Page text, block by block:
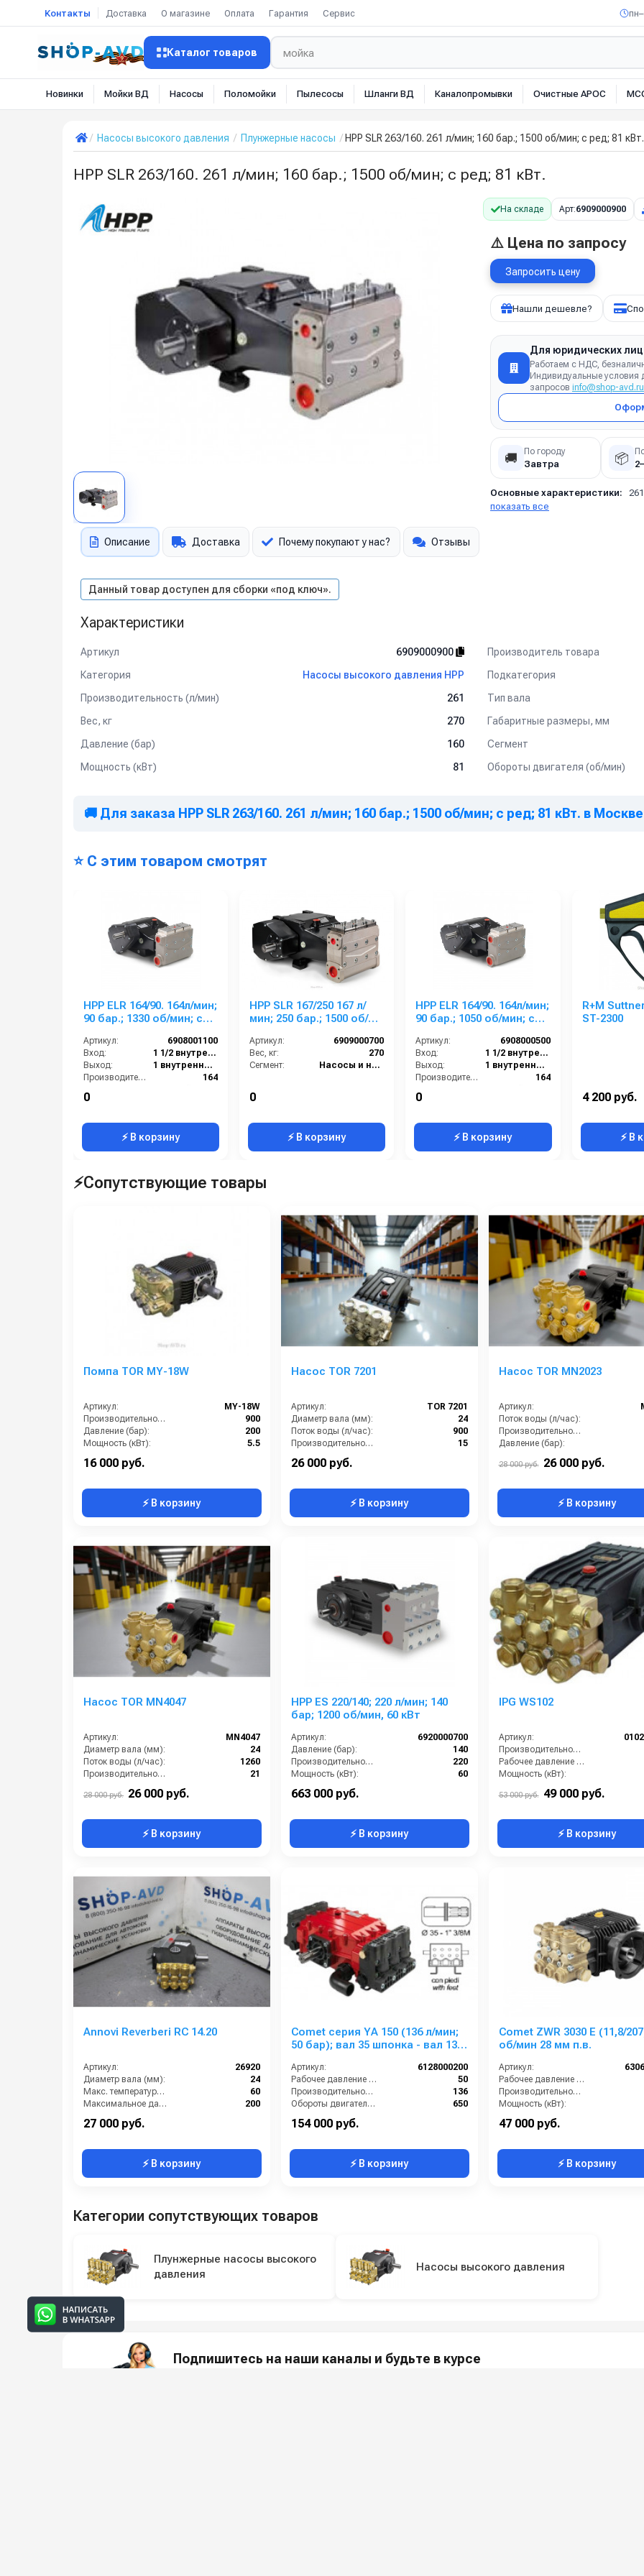
Контакты Доставка О магазине Оплата Гарантия Сервис
Каталог товаров
Новинки Мойки ВД Насосы Поломойки Пылесосы Шланги ВД Каналопромывки Очистные АРОС
Насосы высокого давления Плунжерные насосы HPP SLR 263/160. 261 л/мин; 160 бар.; 1500 об/мин; с ред; 81 кВт.
HPP SLR 263/160. 261 л/мин; 160 бар.; 1500 об/мин; с ред; 81 кВт.
На складе Арт:6909000900
⚠️ Цена по запросу
Запросить цену
Нашли дешевле?
Для юридических лиц
Работаем с НДС,
Индивидуальные условия
запросов info@shop-avd.ru
🚚 По городу
Завтра 📦
Основные характеристики:
показать все
Описание Доставка Почему покупают у нас? Отзывы
Данный товар доступен для сборки «под ключ».
Характеристики
Артикул 6909000900 Производитель товара
Категория
Насосы высокого давления HPP Подкатегория
Производительность (л/мин)
261 Тип вала
Вес, кг
270 Габаритные размеры, мм
Давление (бар)
160 Сегмент
Мощность (кВт)
81 Обороты двигателя (об/мин)
🚚 Для заказа HPP SLR 263/160. 261 л/мин; 160 бар.; 1500 об/мин; с ред; 81 кВт. в Москве
⭐ С этим товаром смотрят
HPP ELR 164/90. 164л/мин;
90 бар.; 1330 об/мин; с
Артикул:
6908001100
Вход:
1 1/2 внутренняя резьба
Выход:
1 внутренняя резьба
Производительность (л/мин):
164
Вес, кг:
0
⚡ В корзину
HPP SLR 167/250 167 л/
мин; 250 бар.; 1500 об/
Артикул:
6909000700
Вес, кг:
270
Сегмент:
Насосы и насосные станции
0
⚡ В корзину
HPP ELR 164/90. 164л/мин;
90 бар.; 1050 об/мин; с
Артикул:
6908000500
Вход:
1 1/2 внутренняя резьба
Выход:
1 внутренняя резьба
Производительность (л/мин):
164
Вес, кг:
0
⚡ В корзину
R+M
ST-2300
4 200 руб.
⚡ В
⚡Сопутствующие товары
Помпа TOR MY-18W
Артикул:
MY-18W
Производительность (л/ч):
900
Давление (бар):
200
Мощность (кВт):
5.5
16 000 руб.
⚡ В корзину
Насос TOR 7201
Артикул:
TOR 7201
Диаметр вала (мм):
24
Поток воды (л/час):
900
Производительность (л/мин):
15
Давление (бар):
26 000 руб.
⚡ В корзину
Насос TOR MN2023
Артикул:
Поток воды (л/час):
Производительность (л/мин):
Давление (бар):
28 000 руб. 26 000 руб.
⚡ В корзину
Насос TOR MN4047
Артикул:
MN4047
Диаметр вала (мм):
24
Поток воды (л/час):
1260
Производительность (л/мин):
21
28 000 руб. 26 000 руб.
⚡ В корзину
HPP ES 220/140; 220 л/мин; 140
бар; 1200 об/мин, 60 кВт
Артикул:
6920000700
Давление (бар):
140
Производительность (л/мин):
220
Мощность (кВт):
60
663 000 руб.
⚡ В корзину
IPG WS102
Артикул:
Производительность (л/ч):
Рабочее давление (бар):
Мощность (кВт):
53 000 руб. 49 000 руб.
⚡ В корзину
Annovi Reverberi RС 14.20
Артикул:
26920
Диаметр вала (мм):
24
Макс. температура воды (°C):
60
Максимальное давление (бар):
200
27 000 руб.
⚡ В корзину
Comet серия YA 150 (136 л/мин;
50 бар); вал 35 шпонка - вал 13/8
Артикул:
6128000200
Рабочее давление (бар):
50
Производительность (л/мин):
136
Обороты двигателя (об/мин):
650
154 000 руб.
⚡ В корзину
Comet ZWR 3030 E (11,8/
об/мин 28 мм п.в.
Артикул:
Рабочее давление (бар):
Производительность (л/мин):
Мощность (кВт):
47 000 руб.
⚡ В корзину
Категории сопутствующих товаров
Плунжерные насосы высокого
давления
Насосы высокого давления
Подпишитесь на наши каналы и будьте в курсе